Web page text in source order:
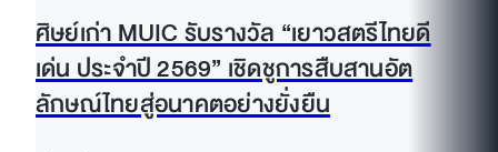
ศิษย์เก่า MUIC รับรางวัล “เยาวสตรีไทยดี
เด่น ประจำปี 2569” เชิดชูการสืบสานอัต
ลักษณ์ไทยสู่อนาคตอย่างยั่งยืน